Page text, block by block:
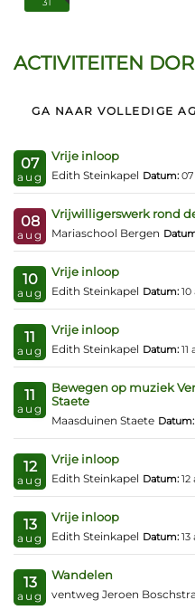
31
ACTIVITEITEN
GA NAAR VOLLEDIGE
07
aug
Vrije inloop
Edith Steinkapel Datum: 07
08
aug
Vrijwilligerswerk rond
Mariaschool Bergen
10
aug
Vrije inloop
Edith Steinkapel Datum: 10
11
aug
Vrije inloop
Edith Steinkapel Datum: 11
11
aug
Bewegen op muziek
Staete
Maasduinen Staete Datum:
12
aug
Vrije inloop
Edith Steinkapel Datum: 12
13
aug
Vrije inloop
Edith Steinkapel Datum: 13
13
aug
Wandelen
ventweg Jeroen